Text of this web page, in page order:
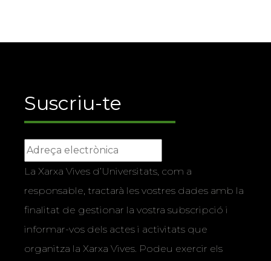
Suscriu-te
La Xarxa Vives d’Universitats, com a
responsable, tractarà les vostres dades amb la
finalitat de gestionar la vostra subscripció i
informar-vos dels actes i activitats que
organitza la Xarxa Vives. Podeu exercir els